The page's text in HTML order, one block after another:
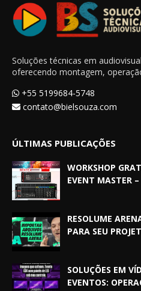
Soluções técnicas em
oferecendo montagem,
+55 5199684-5748
contato@bielsouza.com
ÚLTIMAS PUBLICAÇÕES
WORKSHOP
EVENT MASTER
RESOLUME
PARA SEU
SOLUÇÕES EM
EVENTOS: